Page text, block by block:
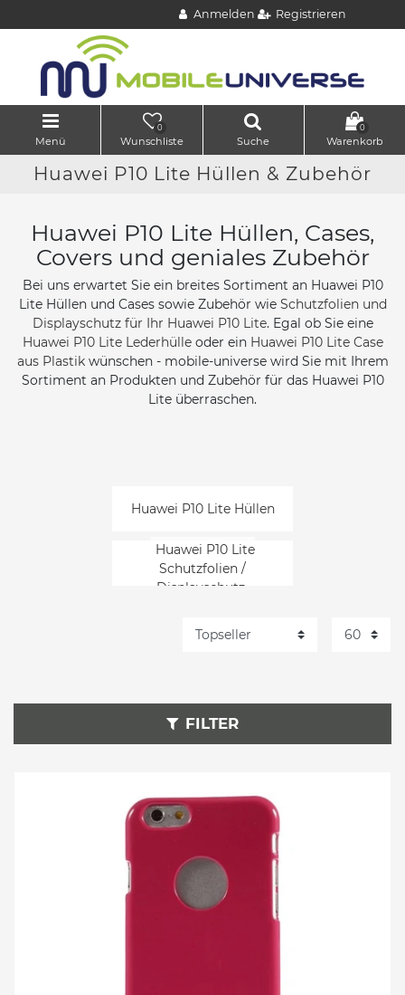
Anmelden Registrieren
Menü
0
Wunschliste Suche
0
Warenkorb
Huawei P10 Lite Hüllen & Zubehör
Huawei P10 Lite Hüllen, Cases,
Covers und geniales Zubehör
Bei uns erwartet Sie ein breites Sortiment an Huawei P10
Lite Hüllen und Cases sowie Zubehör wie Schutzfolien und
Displayschutz für Ihr Huawei P10 Lite. Egal ob Sie eine
Huawei P10 Lite Lederhülleoder ein Huawei P10 Lite Case
aus Plastikwünschen - mobile-universe wird Sie mit Ihrem
Sortiment an Produkten und Zubehör für das Huawei P10
Lite überraschen.
Huawei P10 Lite Hüllen
Huawei P10 Lite
Schutzfolien /
Displayschutz
FILTER